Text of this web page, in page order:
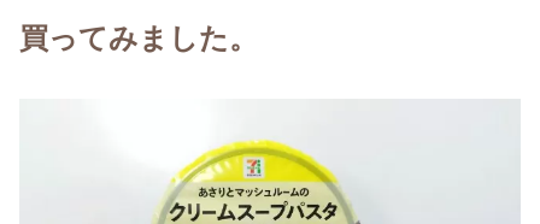
買ってみました。